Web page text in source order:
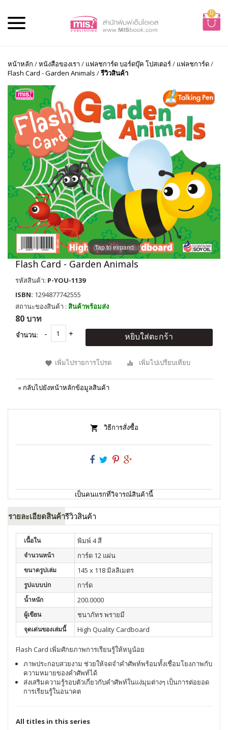
0
หน้าหลัก /หนังสือของเรา / แฟลชการ์ด บอร์ดบุ๊ค โปสเตอร์/ แฟลชการ์ด/
Flash Card - Garden Animals /รีวิวสินค้า
Tap to expand
Flash Card - Garden Animals
รหัสสินค้า: P-YOU-1139
ISBN: 1294877742555
สถานะของสินค้า : สินค้าพร้อมส่ง
80 บาท
จำนวน: หยิบใส่ตะกร้า
เพิ่มไปรายการโปรด เพิ่มไปเปรียบเทียบ
« กลับไปยังหน้าหลักข้อมูลสินค้า
วิธีการสั่งซื้อ
เป็นคนแรกที่วิจารณ์สินค้านี้
รายละเอียดสินค้ารีวิวสินค้า
เนื้อใน พิมพ์ 4 สี
จำนวนหน้า การ์ด 12 แผ่น
ขนาดรูปเล่ม 145 x 118 มิลลิเมตร
รูปแบบปก การ์ด
น้ำหนัก 200.0000
ผู้เขียน ชนาภัทร พรายมี
จุดเด่นของเล่มนี้ High Quality Cardboard
Flash Card เพิ่มศักยภาพการเรียนรู้ให้หนูน้อย
ภาพประกอบสวยงาม ช่วยให้จดจำคำศัพท์พร้อมทั้งเชื่อมโยงภาพกับ
ความหมายของคำศัพท์ได้
ส่งเสริมความรู้รอบตัวเกี่ยวกับคำศัพท์ในแง่มุมต่างๆ เป็นการต่อยอด
การเรียนรู้ในอนาคต
All titles in this series